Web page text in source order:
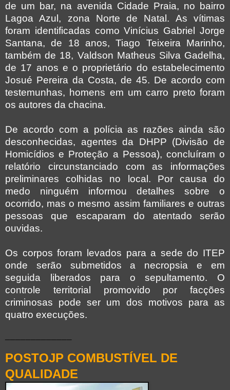
de um bar, na avenida Cidade Praia, no bairro
Lagoa Azul, zona Norte de Natal. As vítimas
foram identificadas como Vinícius Gabriel Jorge
Santana, de 18 anos, Tiago Teixeira Marinho,
também de 18, Valdson Matheus Silva Gadelha,
de 17 anos e o proprietário do estabelecimento
Josué Pereira da Costa, de 45. De acordo com
testemunhas, homens em um carro preto foram
os autores da chacina.
De acordo com a polícia as razões ainda são
desconhecidas, agentes da DHPP (Divisão de
Homicídios e Proteção a Pessoa), concluíram o
relatório circunstanciado com as informações
preliminares colhidas no local. Por causa do
medo ninguém informou detalhes sobre o
ocorrido, mas o mesmo assim familiares e outras
pessoas que escaparam do atentado serão
ouvidas.
Os corpos foram levados para a sede do ITEP
onde serão submetidos a necropsia e em
seguida liberados para o sepultamento. O
controle territorial promovido por facções
criminosas pode ser um dos motivos para as
quatro execuções.
POSTOJP COMBUSTÍVEL DE
QUALIDADE